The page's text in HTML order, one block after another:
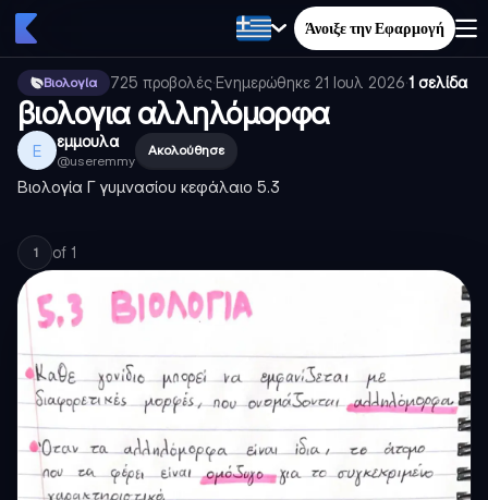
Άνοιξε την Εφαρμογή
Βιολογία 725 προβολές·Ενημερώθηκε 21 Ιουλ 2026·1 σελίδα
βιολογια αλληλόμορφα
Ε εμμουλα
@useremmy
Ακολούθησε
Βιολογία Γ γυμνασίου κεφάλαιο 5.3
1 of 1